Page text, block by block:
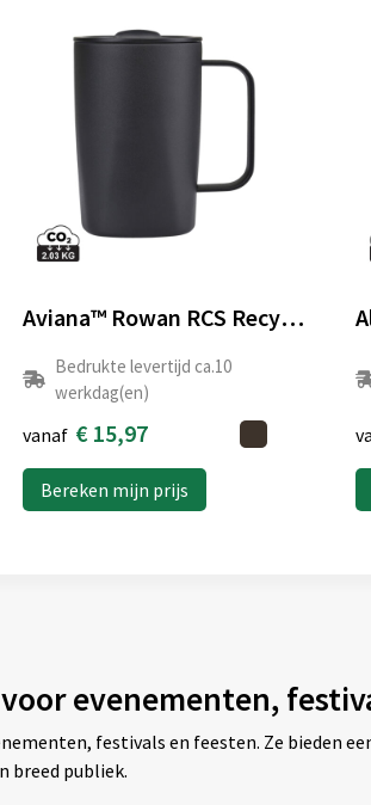
Aviana™ Rowan RCS Recycled beker 450 ML
Bedrukte levertijd ca.10
werkdag(en)
vanaf € 15,97
Bereken mijn prijs
evenementen,
festivals en feesten. Ze bieden
breed publiek.